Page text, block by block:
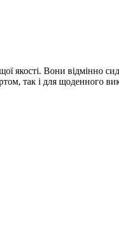
Вони відмінно
так і для щоденного